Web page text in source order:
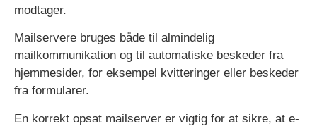
modtager.
Mailservere bruges både til almindelig
mailkommunikation og til automatiske beskeder fra
hjemmesider, for eksempel kvitteringer eller beskeder
fra formularer.
En korrekt opsat mailserver er vigtig for at sikre, at e-